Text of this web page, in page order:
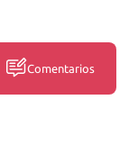
Comentarios